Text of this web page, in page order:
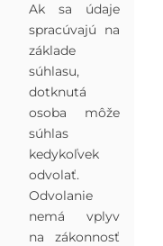
Ak sa údaje
spracúvajú na
základe
súhlasu,
dotknutá
osoba môže
súhlas
kedykoľvek
odvolať.
Odvolanie
nemá vplyv
na zákonnosť